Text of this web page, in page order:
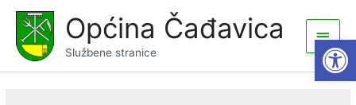
content
Općina Čađavica
Službene stranice
Main
Menu